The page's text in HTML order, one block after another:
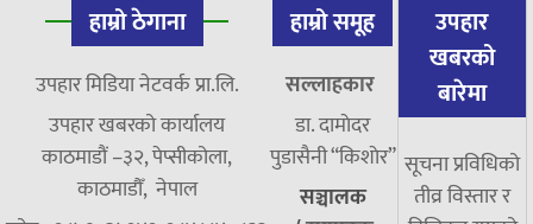
हाम्रो ठेगाना
उपहार मिडिया नेटवर्क प्रा.लि.
उपहार खबरको कार्यालय
काठमाडौं –३२, पेप्सीकोला,
काठमाडौँ, नेपाल
हाम्रो समूह
सल्लाहकार
डा. दामाेदर
पुडासैनी “किशाेर”
सञ्चालक
उपहार
खबरको
बारेमा
सूचना प्रविधिको
तीव्र विस्तार र